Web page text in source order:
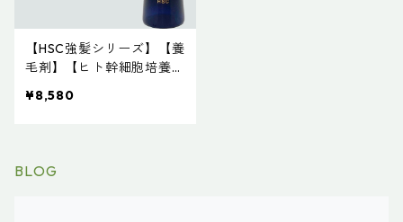
【HSC強髪シリーズ】【養
毛剤】【ヒト幹細胞培養エ
60mL
¥8,580
BLOG